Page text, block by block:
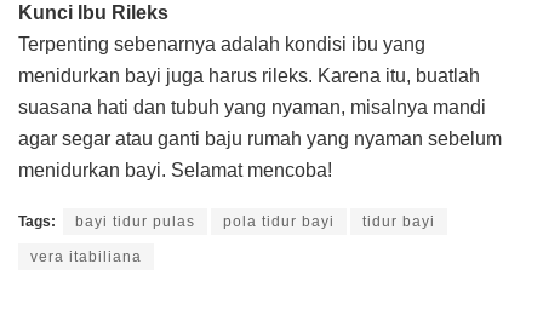
Kunci Ibu Rileks
Terpenting sebenarnya adalah kondisi ibu yang
menidurkan bayi juga harus rileks. Karena itu, buatlah
suasana hati dan tubuh yang nyaman, misalnya mandi
agar segar atau ganti baju rumah yang nyaman sebelum
menidurkan bayi. Selamat mencoba!
Tags: bayi tidur pulas pola tidur bayi tidur bayi
vera itabiliana